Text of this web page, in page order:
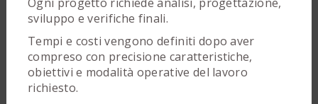
sviluppo e verifiche finali.
Tempi e costi vengono definiti dopo aver
compreso con precisione caratteristiche,
obiettivi e modalità operative del lavoro
richiesto.